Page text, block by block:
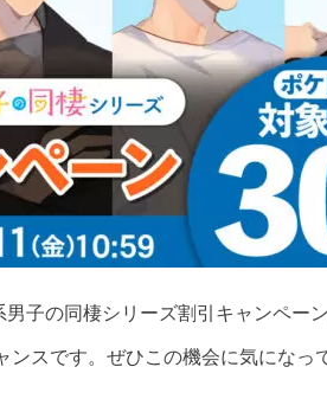
子の同棲シリーズ割引キャンペー
スです。ぜひこの機会に気になっ